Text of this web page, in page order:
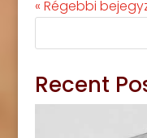
« Régebbi
Recent